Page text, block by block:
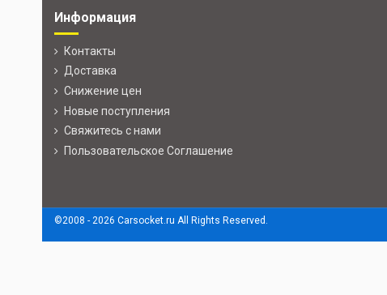
Информация
Контакты
Доставка
Снижение цен
Новые поступления
Свяжитесь с нами
Пользовательское Соглашение
©2008 - 2026 Carsocket.ru All Rights Reserved.